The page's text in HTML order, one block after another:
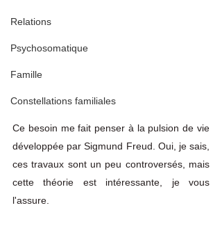
Relations
Psychosomatique
Famille
Constellations familiales
Ce besoin me fait penser à la pulsion de vie
développée par Sigmund Freud. Oui, je sais,
ces travaux sont un peu controversés, mais
cette théorie est intéressante, je vous
l'assure.